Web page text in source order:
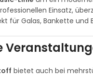
Einsatz,
für Galas, Bankette und
bietet auch bei